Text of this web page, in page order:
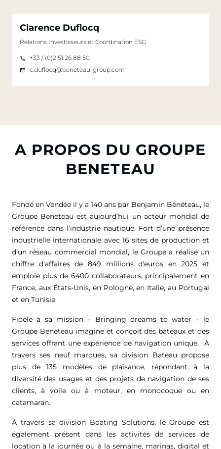
Clarence Duflocq
Relations Investisseurs et Coordination ESG
+33 / (0)2 51 26 88 50
c.duflocq@beneteau-group.com
A PROPOS DU GROUPE
BENETEAU
Fondé en Vendée il y a 140 ans par Benjamin Bénéteau, le
Groupe Beneteau est aujourd’hui un acteur mondial de
référence dans l’industrie nautique. Fort d’une présence
industrielle internationale avec 16 sites de production et
d’un réseau commercial mondial, le Groupe a réalisé un
chiffre d’affaires de 849 millions d'euros en 2025 et
emploie plus de 6400 collaborateurs, principalement en
France, aux États-Unis, en Pologne, en Italie, au Portugal
et en Tunisie.
Fidèle à sa mission – Bringing dreams to water – le
Groupe Beneteau imagine et conçoit des bateaux et des
services offrant une expérience de navigation unique. À
travers ses neuf marques, sa division Bateau propose
plus de 135 modèles de plaisance, répondant à la
diversité des usages et des projets de navigation de ses
clients, à voile ou à moteur, en monocoque ou en
catamaran.
À travers sa division Boating Solutions, le Groupe est
également présent dans les activités de services de
location à la journée ou à la semaine, marinas, digital et